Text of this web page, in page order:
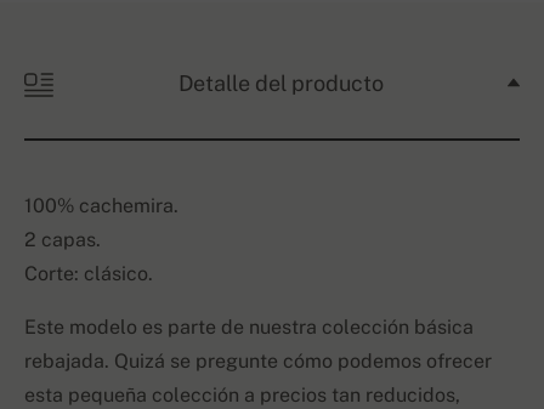
Detalle del producto
100% cachemira.
2 capas.
Corte: clásico.
Este modelo es parte de nuestra colección básica
rebajada. Quizá se pregunte cómo podemos ofrecer
esta pequeña colección a precios tan reducidos,